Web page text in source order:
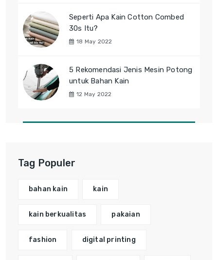
Seperti Apa Kain Cotton Combed
30s Itu?
18 May 2022
5 Rekomendasi Jenis Mesin Potong
untuk Bahan Kain
12 May 2022
Tag Populer
bahan kain kain
kain berkualitas pakaian
fashion digital printing